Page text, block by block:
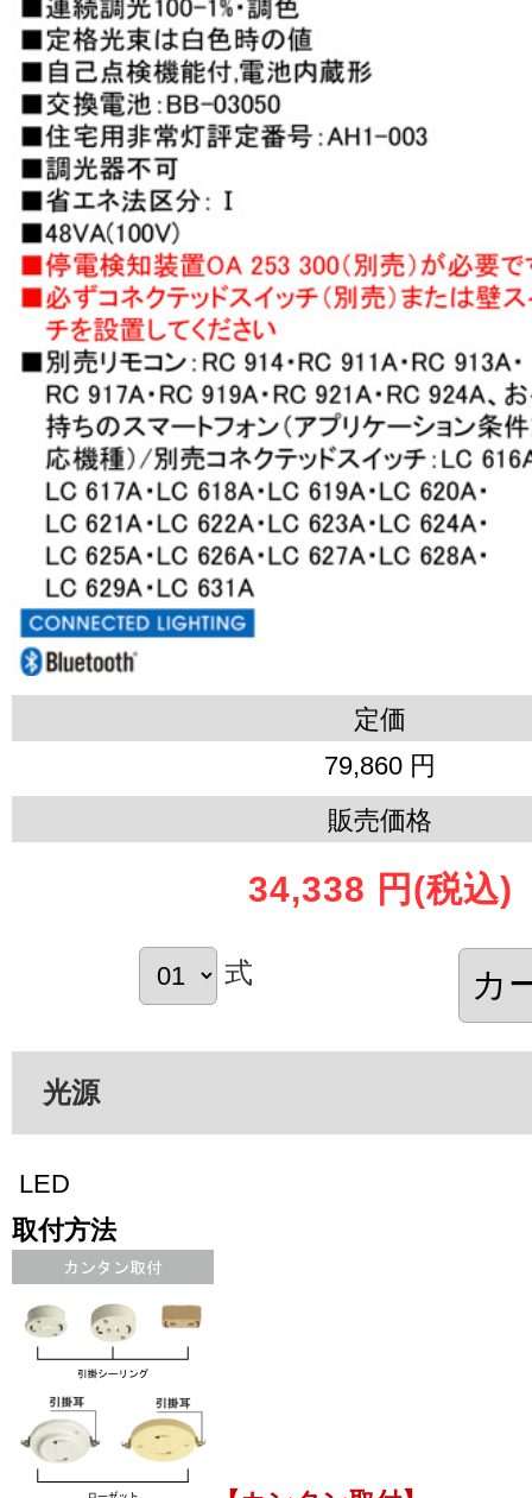
定価
79,860 円
販売価格
34,338 円 (税込)
式
光源
LED
取付方法